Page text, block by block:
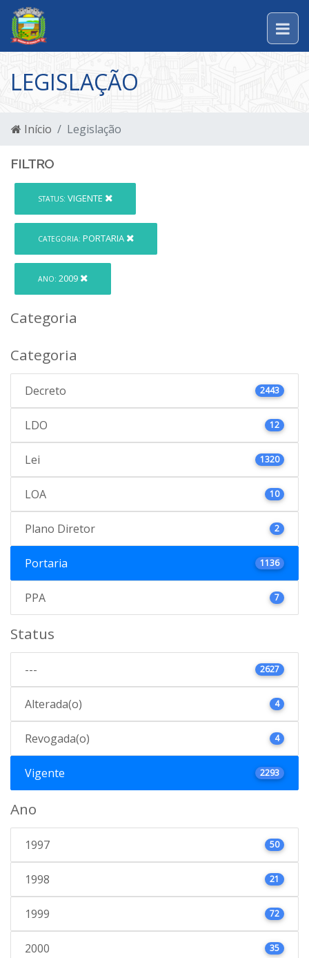
LEGISLAÇÃO
Início Legislação
FILTRO
STATUS: VIGENTE
CATEGORIA: PORTARIA
ANO: 2009
Categoria
Categoria
Decreto 2443
LDO 12
Lei 1320
LOA 10
Plano Diretor 2
Portaria 1136
PPA 7
Status
--- 2627
Alterada(o) 4
Revogada(o) 4
Vigente 2293
Ano
1997 50
1998 21
1999 72
2000 35